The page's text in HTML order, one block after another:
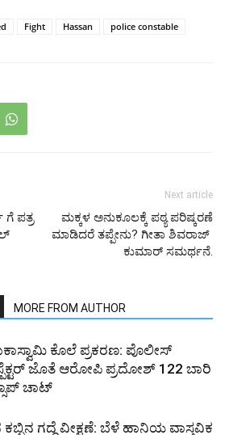
Fight Hassan police constable
ಪತ್ರ
Next article
ಮಕ್ಕಳ ಅನುಕೂಲಕ್ಕೆ ಪಠ್ಯ ಪರಿಷ್ಕರಣೆ
ಮಾಡಿದರೆ ತಪ್ಪೇನು? ಗೀತಾ ಶಿವರಾಜ್ ​​
ಕುಮಾರ್​​​​ ಸಮರ್ಥನೆ.
MORE FROM AUTHOR
ಕೊಲೆ ಪ್ರಕರಣ: ಪೊಲೀಸ್
ಜೊತೆ ಆರೋಪಿ ಪ್ರದೋಶ್‌ 122 ಬಾರಿ
ಚಾಟ್
ಕಬ್ಬಿನ ಗದ್ದೆ ವೀಕ್ಷಣೆ: ಬೆಳೆ ಹಾನಿಯ ವಾಸ್ತವಿಕ